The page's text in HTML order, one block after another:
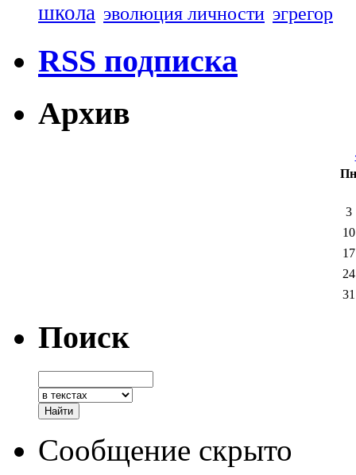
школа эволюция личности эгрегор
RSS подписка
Архив
3
10
17
24
31
Поиск
Сообщение скрыто